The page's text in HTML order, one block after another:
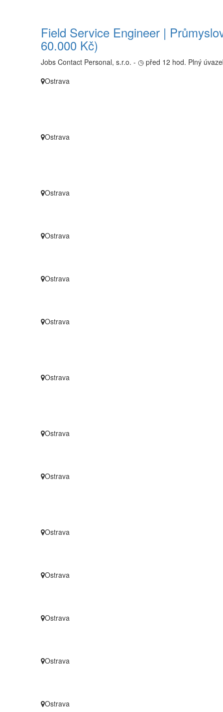
Field Service Engineer |
60.000 Kč)
Jobs Contact Personal, s.r.o. - ◷ před 12 hod. Plný
Ostrava
Ostrava
Ostrava
Ostrava
Ostrava
Ostrava
Ostrava
Ostrava
Ostrava
Ostrava
Ostrava
Ostrava
Ostrava
Ostrava